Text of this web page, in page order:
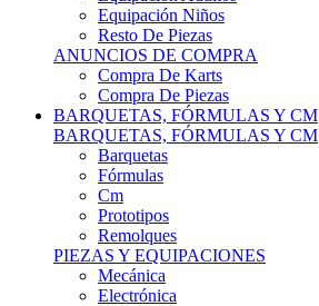
Equipación Niños
Resto De Piezas
ANUNCIOS DE COMPRA
Compra De Karts
Compra De Piezas
BARQUETAS, FÓRMULAS Y CM
BARQUETAS, FÓRMULAS Y CM
Barquetas
Fórmulas
Cm
Prototipos
Remolques
PIEZAS Y EQUIPACIONES
Mecánica
Electrónica